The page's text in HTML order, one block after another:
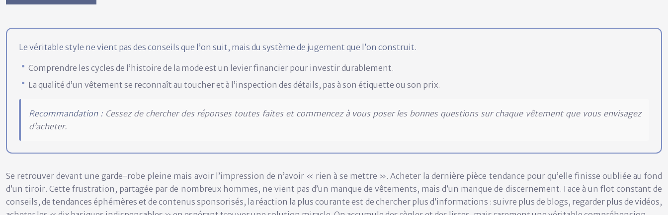
Le véritable style ne vient pas des conseils que l’on suit, mais du système de jugement que l’on construit.
Comprendre les cycles de l’histoire de la mode est un levier financier pour investir durablement.
La qualité d’un vêtement se reconnaît au toucher et à l’inspection des détails, pas à son étiquette ou son prix.
Recommandation :Cessez de chercher des réponses toutes faites et commencez à vous poser les bonnes questions sur chaque vêtement que vous envisagez
d’acheter.
Se retrouver devant une garde-robe pleine mais avoir l’impression de n’avoir « rien à se mettre ». Acheter la dernière pièce tendance pour qu’elle finisse oubliée au fond
d’un tiroir. Cette frustration, partagée par de nombreux hommes, ne vient pas d’un manque de vêtements, mais d’un manque de discernement. Face à un flot constant de
conseils, de tendances éphémères et de contenus sponsorisés, la réaction la plus courante est de chercher plus d’informations : suivre plus de blogs, regarder plus de vidéos,